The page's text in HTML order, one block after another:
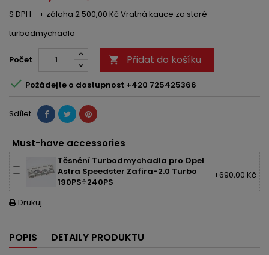
S DPH
+ záloha 2 500,00 Kč Vratná kauce za staré
turbodmychadlo
Počet  Přidat do košíku
 Požádejte o dostupnost +420 725425366
Sdílet
Must-have accessories
Těsnění Turbodmychadla pro Opel
Astra Speedster Zafira-2.0 Turbo
190PS÷240PS
+690,00 Kč
 Drukuj
POPIS DETAILY PRODUKTU